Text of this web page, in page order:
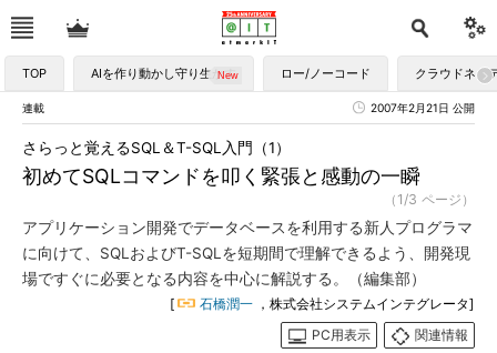
TOP AIを作り動かし守り生かす ロー/ノーコード クラウドネイ
連載 2007年2月21日 公開
初めてSQLコマンドを叩く緊張と感動の一瞬
さらっと覚えるSQL＆T-SQL入門（1）
（1/3 ページ）
アプリケーション開発でデータベースを利用する新人プログラマ
に向けて、SQLおよびT-SQLを短期間で理解できるよう、開発現
場ですぐに必要となる内容を中心に解説する。（編集部）
[ 石橋潤一 ，株式会社システムインテグレータ]
PC用表示
関連情報